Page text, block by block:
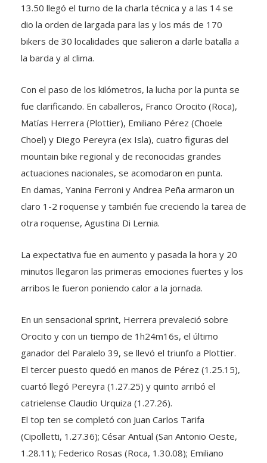
13.50 llegó el turno de la charla técnica y a las 14 se
dio la orden de largada para las y los más de 170
bikers de 30 localidades que salieron a darle batalla a
la barda y al clima.
Con el paso de los kilómetros, la lucha por la punta se
fue clarificando. En caballeros, Franco Orocito (Roca),
Matías Herrera (Plottier), Emiliano Pérez (Choele
Choel) y Diego Pereyra (ex Isla), cuatro figuras del
mountain bike regional y de reconocidas grandes
actuaciones nacionales, se acomodaron en punta.
En damas, Yanina Ferroni y Andrea Peña armaron un
claro 1-2 roquense y también fue creciendo la tarea de
otra roquense, Agustina Di Lernia.
La expectativa fue en aumento y pasada la hora y 20
minutos llegaron las primeras emociones fuertes y los
arribos le fueron poniendo calor a la jornada.
En un sensacional sprint, Herrera prevaleció sobre
Orocito y con un tiempo de 1h24m16s, el último
ganador del Paralelo 39, se llevó el triunfo a Plottier.
El tercer puesto quedó en manos de Pérez (1.25.15),
cuartó llegó Pereyra (1.27.25) y quinto arribó el
catrielense Claudio Urquiza (1.27.26).
El top ten se completó con Juan Carlos Tarifa
(Cipolletti, 1.27.36); César Antual (San Antonio Oeste,
1.28.11); Federico Rosas (Roca, 1.30.08); Emiliano